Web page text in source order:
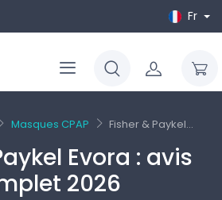
Fr
Masques CPAP Fisher & Paykel...
Evora : avis
2026